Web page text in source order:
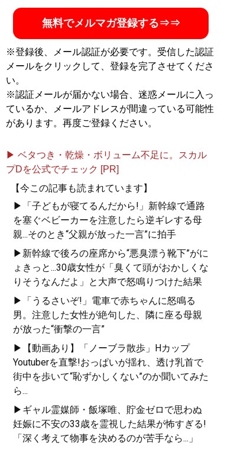
無料でメルマガ登録する⇒⇒
※登録後、メール認証が必要です。受信した認証
メールをクリックして、登録を完了させてくださ
い。
※認証メールが届かない場合、迷惑メールに入っ
ているか、メールアドレスが間違っている可能性
があります。再度ご登録ください。
▶ ベタつき・乾燥・ボリューム不足に。スカル
プDを公式でチェック [PR]
【今この記事も読まれています】
▶「子どもが寝てるんだから!」新幹線で通路
を塞ぐベビーカーを注意したら逆ギレする母
親...そのとき“父親が放った一言”に拍手
▶新幹線で後ろの座席から“悪臭漂う靴下”がに
ょきっと...30歳女性が「臭くて頭がおかしくな
りそうなんだよ」と大声で怒鳴りつけた結果
▶「うるさいぞ!」電車で赤ちゃんに怒鳴る
男。注意した女性が絶句した、隣に座る母親
が放った“衝撃の一言”
▶【動画あり】「ノーブラ散歩」Hカップ
Youtuberを直撃!おっぱいが揺れ、透け乳首で
街中を歩いて“恥ずかしくない”のか聞いてみた
ら...
▶ギャル霊媒師・飯塚唯、貯金ゼロで思わぬ
妊娠に不安の33歳を霊視した結果が怖すぎる!
「深く考えて物事を決めるのが苦手なら...」